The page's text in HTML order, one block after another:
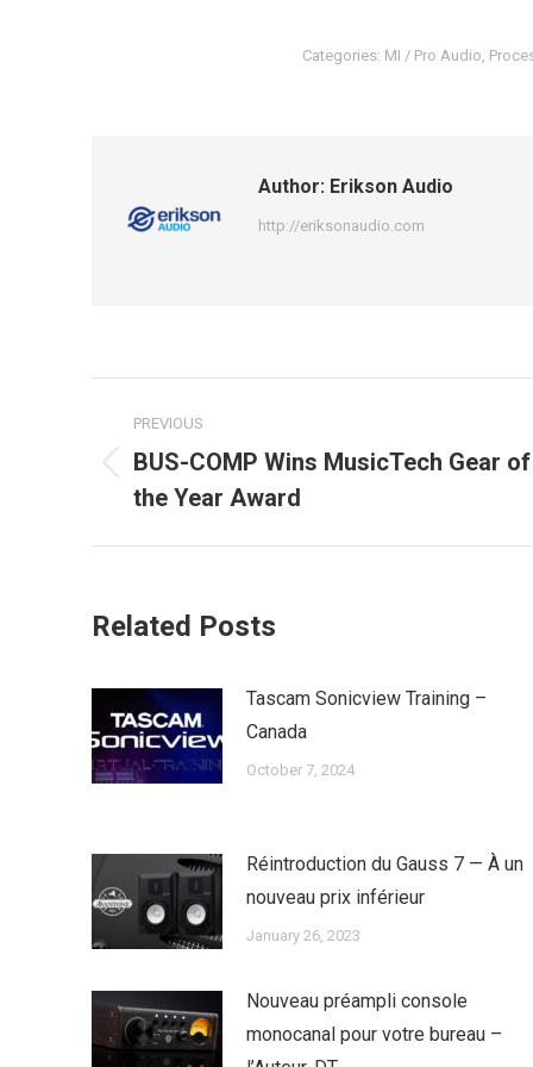
Categories: MI / Pro Audio,
Author: Erikson Audio
http://eriksonaudio.com
navigation
PREVIOUS
Previous
post:
BUS-COMP Wins MusicTech Gear of
the Year Award
Related Posts
Tascam Sonicview Training –
Canada
October 7, 2024
Réintroduction du Gauss 7 — À un
nouveau prix inférieur
January 26, 2023
Nouveau préampli console
monocanal pour votre bureau –